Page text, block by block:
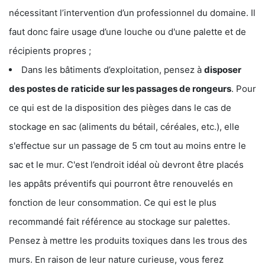
nécessitant l’intervention d’un professionnel du domaine. Il
faut donc faire usage d’une louche ou d'une palette et de
récipients propres ;
Dans les bâtiments d’exploitation, pensez à disposer
des postes de raticide sur les passages de rongeurs. Pour
ce qui est de la disposition des pièges dans le cas de
stockage en sac (aliments du bétail, céréales, etc.), elle
s'effectue sur un passage de 5 cm tout au moins entre le
sac et le mur. C'est l’endroit idéal où devront être placés
les appâts préventifs qui pourront être renouvelés en
fonction de leur consommation. Ce qui est le plus
recommandé fait référence au stockage sur palettes.
Pensez à mettre les produits toxiques dans les trous des
murs. En raison de leur nature curieuse, vous ferez